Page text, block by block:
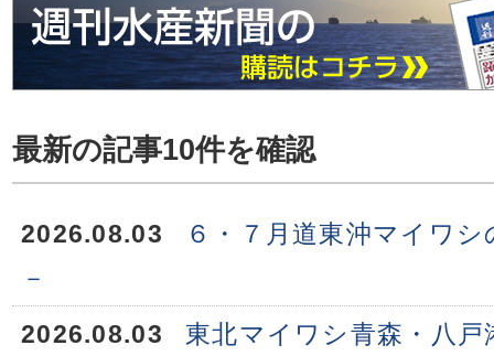
最新の記事10件を確認
2026.08.03
６・７月道東沖マイワ
－
2026.08.03
東北マイワシ青森・八